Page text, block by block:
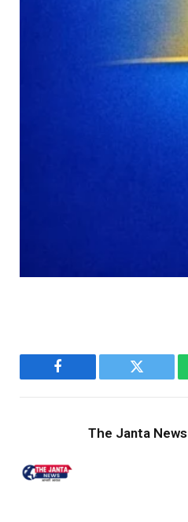
Facebook Twitter
The Janta News